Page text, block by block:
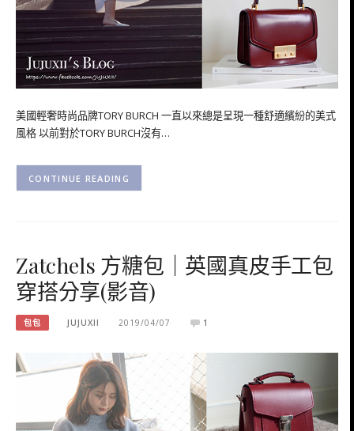
美國輕奢時尚品牌TORY BURCH 一直以來總是呈現一種舒適繽紛的美式
風格 以前對於TORY BURCH沒有…
CONTINUE READING
Zatchels 方糖包｜英國真皮手工包
穿搭分享(影音)
包包 JUJUXII 2019/04/07 1